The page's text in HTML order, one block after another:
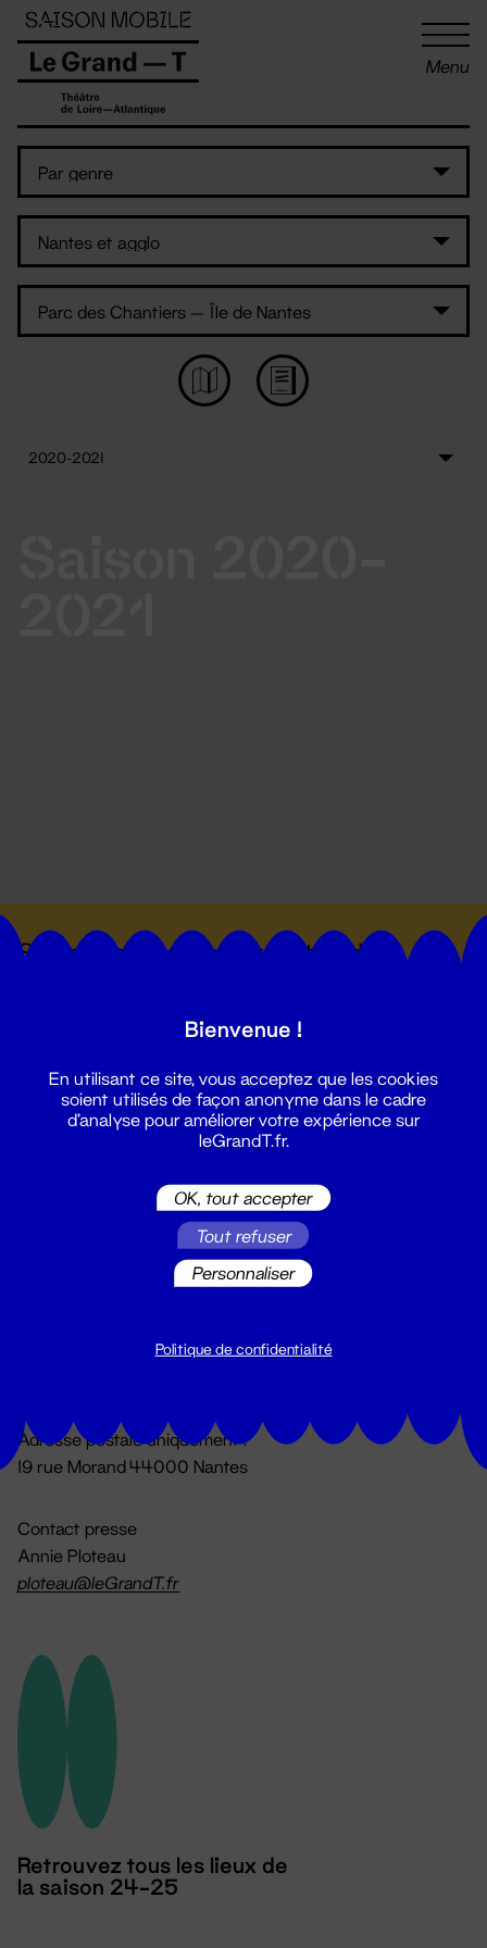
Menu
Suivez toutes les actualités du
Du lundi au vendredi 14h → 18h
Adresse postale uniquement :
19 rue Morand 44000 Nantes
Contact presse
Annie Ploteau
ploteau@leGrandT.fr
Retrouvez tous les lieux de
la saison 24-25
Panneau de gestion des cookies
Bienvenue !
En utilisant ce site, vous acceptez que les cookies
soient utilisés de façon anonyme dans le cadre
d'analyse pour améliorer votre expérience sur
leGrandT.fr.
OK, tout accepter
Tout refuser
Personnaliser
Politique de confidentialité